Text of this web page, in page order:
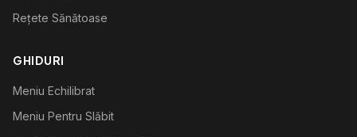
Rețete Sănătoase
GHIDURI
Meniu Echilibrat
Meniu Pentru Slăbit